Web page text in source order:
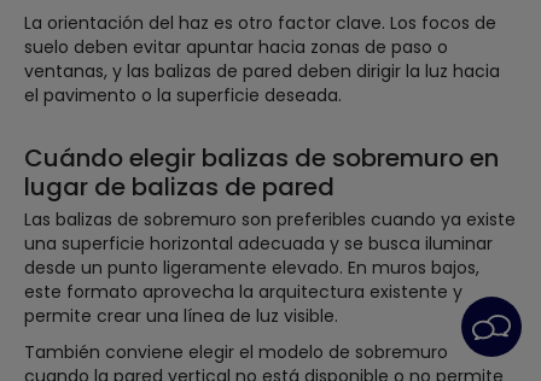
La orientación del haz es otro factor clave. Los focos de
suelo deben evitar apuntar hacia zonas de paso o
ventanas, y las balizas de pared deben dirigir la luz hacia
el pavimento o la superficie deseada.
Cuándo elegir balizas de sobremuro en
lugar de balizas de pared
Las balizas de sobremuro son preferibles cuando ya existe
una superficie horizontal adecuada y se busca iluminar
desde un punto ligeramente elevado. En muros bajos,
este formato aprovecha la arquitectura existente y
permite crear una línea de luz visible.
También conviene elegir el modelo de sobremuro
cuando la pared vertical no está disponible o no permite